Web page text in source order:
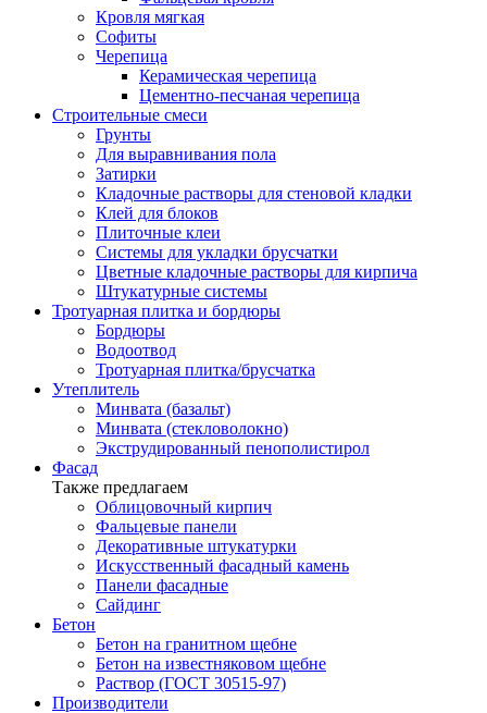
Кровля мягкая
Софиты
Черепица
Керамическая черепица
Цементно-песчаная черепица
Строительные смеси
Грунты
Для выравнивания пола
Затирки
Кладочные растворы для стеновой кладки
Клей для блоков
Плиточные клеи
Системы для укладки брусчатки
Цветные кладочные растворы для кирпича
Штукатурные системы
Тротуарная плитка и бордюры
Бордюры
Водоотвод
Тротуарная плитка/брусчатка
Утеплитель
Минвата (базальт)
Минвата (стекловолокно)
Экструдированный пенополистирол
Фасад
Также предлагаем
Облицовочный кирпич
Фальцевые панели
Декоративные штукатурки
Искусственный фасадный камень
Панели фасадные
Сайдинг
Бетон
Бетон на гранитном щебне
Бетон на известняковом щебне
Раствор (ГОСТ 30515-97)
Производители